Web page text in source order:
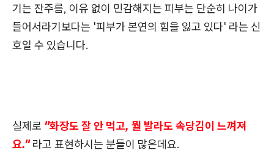
기는 잔주름, 이유 없이 민감해지는 피부는 단순히 나이가
들어서라기보다는 '피부가 본연의 힘을 잃고 있다' 라는 신
호일 수 있습니다.
실제로 "화장도 잘 안 먹고, 뭘 발라도 속당김이 느껴져
요."라고 표현하시는 분들이 많은데요.